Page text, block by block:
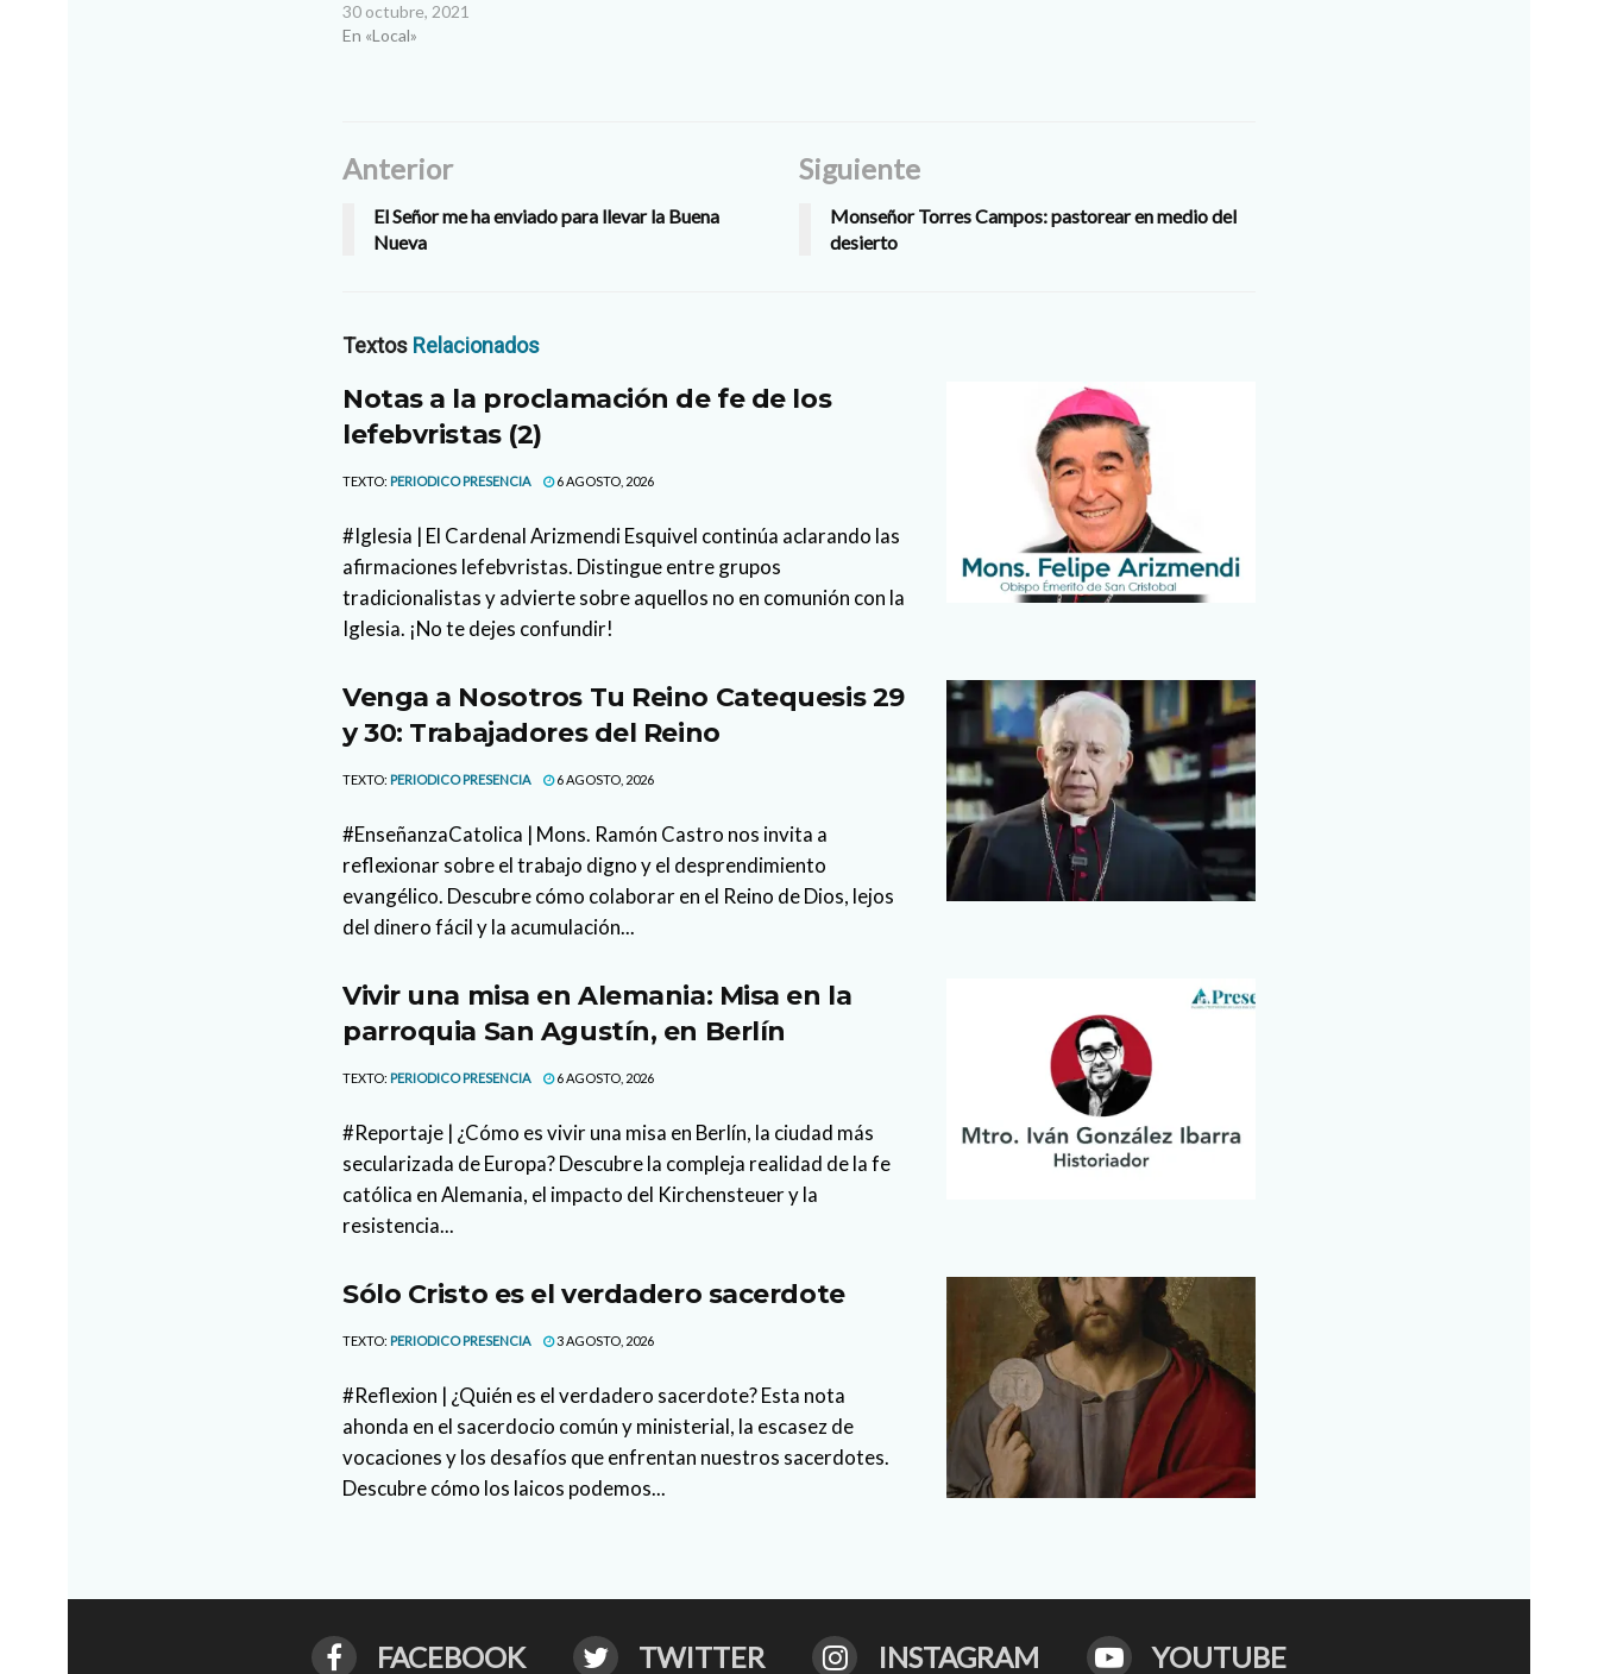
30 octubre, 2021
En «Local»
Anterior
El Señor me ha enviado para llevar la Buena
Nueva
Siguiente
Monseñor Torres Campos: pastorear en medio del
desierto
Textos Relacionados
Notas a la proclamación de fe de los
lefebvristas (2)
TEXTO: PERIODICO PRESENCIA 6 AGOSTO, 2026
#Iglesia | El Cardenal Arizmendi Esquivel continúa aclarando las
afirmaciones lefebvristas. Distingue entre grupos
tradicionalistas y advierte sobre aquellos no en comunión con la
Iglesia. ¡No te dejes confundir!
Venga a Nosotros Tu Reino Catequesis 29
y 30: Trabajadores del Reino
TEXTO: PERIODICO PRESENCIA 6 AGOSTO, 2026
#EnseñanzaCatolica | Mons. Ramón Castro nos invita a
reflexionar sobre el trabajo digno y el desprendimiento
evangélico. Descubre cómo colaborar en el Reino de Dios, lejos
del dinero fácil y la acumulación...
Vivir una misa en Alemania: Misa en la
parroquia San Agustín, en Berlín
TEXTO: PERIODICO PRESENCIA 6 AGOSTO, 2026
#Reportaje | ¿Cómo es vivir una misa en Berlín, la ciudad más
secularizada de Europa? Descubre la compleja realidad de la fe
católica en Alemania, el impacto del Kirchensteuer y la
resistencia...
Sólo Cristo es el verdadero sacerdote
TEXTO: PERIODICO PRESENCIA 3 AGOSTO, 2026
#Reflexion | ¿Quién es el verdadero sacerdote? Esta nota
ahonda en el sacerdocio común y ministerial, la escasez de
vocaciones y los desafíos que enfrentan nuestros sacerdotes.
Descubre cómo los laicos podemos...
FACEBOOK TWITTER INSTAGRAM YOUTUBE